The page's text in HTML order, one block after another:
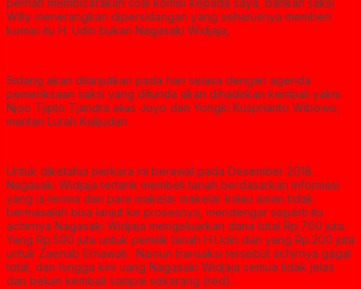
pernah membicarakan soal komisi kepada saya, bahkan saksi
Willy menerangkan dipersidangan yang seharusnya memberi
komisi itu H. Udin bukan Nagasaki Widjaja,
Sidang akan dilanjutkan pada hari selasa dengan agenda
pemeriksaan saksi yang ditunda akan dihadirkan kembali yakni
Njoo Tjipto Tjandra alias Joyo dan Yongki Kusprianto Wibowo,
mantan Lurah Kalijudan.
Untuk diketahui perkara ini berawal pada Desember 2018.
Nagasaki Widjaja tertarik membeli tanah berdasarkan informasi
yang ia terima dari para makelar makelar kalau aman tidak
bermasalah bisa lanjut ke prosesnya, mendengar seperti itu
achirnya Nagasaki Widjaja mengeluarkan dana total Rp.700 juta.
Yang Rp.500 juta untuk pemilik tanah H.Udin dan yang Rp.200 juta
untuk Zaenab Ernawati . Namun transaksi tersebut achirnya gagal
total, dan hingga kini uang Nagasaki Widjaja semua tidak jelas
dan belum kembali sampai sekarang (red).